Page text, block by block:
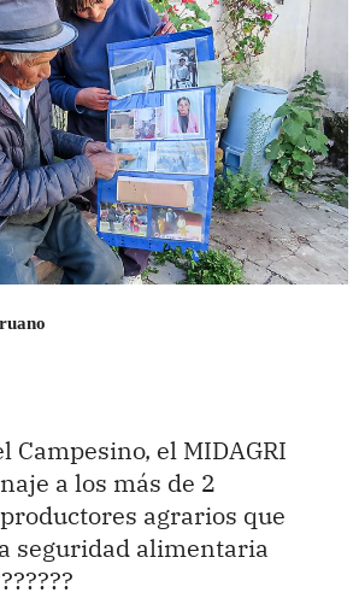
Campesino, el MIDAGRI
a los más de 2
agrarios que
seguridad alimentaria